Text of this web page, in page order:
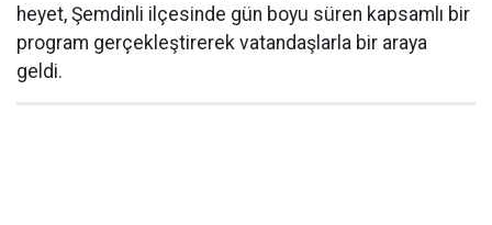
heyet, Şemdinli ilçesinde gün boyu süren kapsamlı bir
program gerçekleştirerek vatandaşlarla bir araya
geldi.